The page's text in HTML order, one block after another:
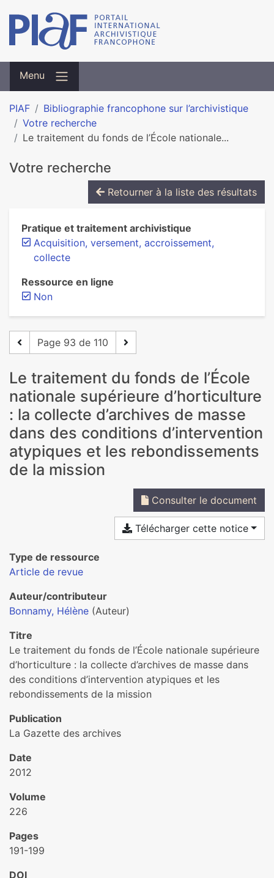
Menu
PIAF
Bibliographie francophone sur l’archivistique
Votre recherche
Le traitement du fonds de l’École nationale...
Votre recherche
Retourner à la liste des résultats
Pratique et traitement archivistique
Acquisition, versement, accroissement,
collecte
Ressource en ligne
Non
Page 93 de 110
Le traitement du fonds de l’École
nationale supérieure d’horticulture
: la collecte d’archives de masse
dans des conditions d’intervention
atypiques et les rebondissements
de la mission
Consulter le document
Télécharger cette notice
Type de ressource
Article de revue
Auteur/contributeur
Bonnamy, Hélène (Auteur)
Titre
Le traitement du fonds de l’École nationale supérieure
d’horticulture : la collecte d’archives de masse dans
des conditions d’intervention atypiques et les
rebondissements de la mission
Publication
La Gazette des archives
Date
2012
Volume
226
Pages
191-199
DOI